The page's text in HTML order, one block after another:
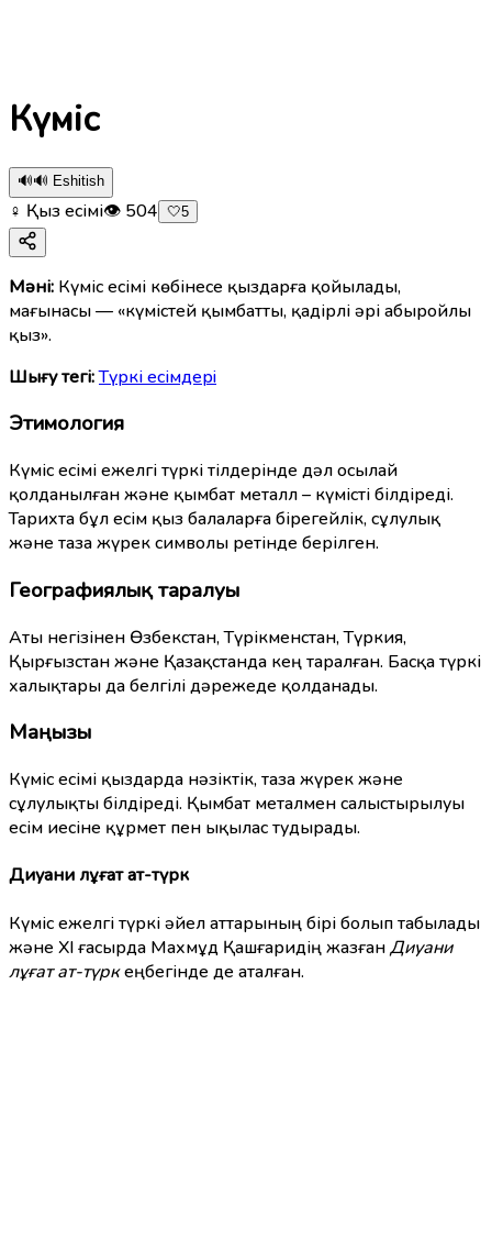
Күміс
🔊🔊 Eshitish
♀ Қыз есімі👁 504 🤍5
Мәні: Күміс есімі көбінесе қыздарға қойылады,
мағынасы — «күмістей қымбатты, қадірлі әрі абыройлы
қыз».
Шығу тегі:Түркі есімдерi
Этимология
Күміс есімі ежелгі түркі тілдерінде дәл осылай
қолданылған және қымбат металл – күмісті білдіреді.
Тарихта бұл есім қыз балаларға бірегейлік, сұлулық
және таза жүрек символы ретінде берілген.
Географиялық таралуы
Аты негізінен Өзбекстан, Түрікменстан, Түркия,
Қырғызстан және Қазақстанда кең таралған. Басқа түркі
халықтары да белгілі дәрежеде қолданады.
Маңызы
Күміс есімі қыздарда нәзіктік, таза жүрек және
сұлулықты білдіреді. Қымбат металмен салыстырылуы
есім иесіне құрмет пен ықылас тудырады.
Диуани лұғат ат-түрк
Күміс ежелгі түркі әйел аттарының бірі болып табылады
және XI ғасырда Махмұд Қашғаридің жазғанДиуани
лұғат ат-түркеңбегінде де аталған.